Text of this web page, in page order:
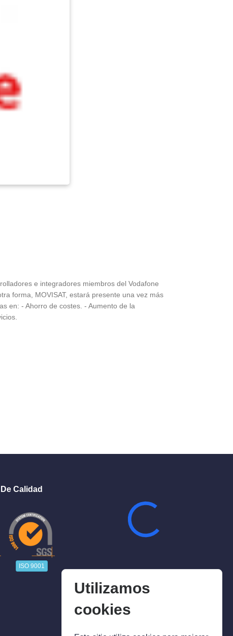
e integradores miembros del Vodafone
forma, MOVISAT, estará presente una vez más
en: - Ahorro de costes. - Aumento de la
Calidad
ISO 9001
Utilizamos
cookies